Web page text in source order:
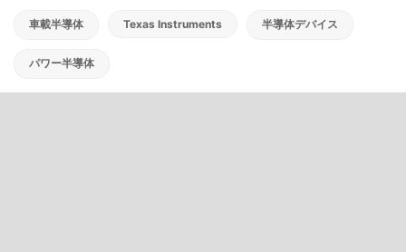
車載半導体 Texas Instruments 半導体デバイス
パワー半導体